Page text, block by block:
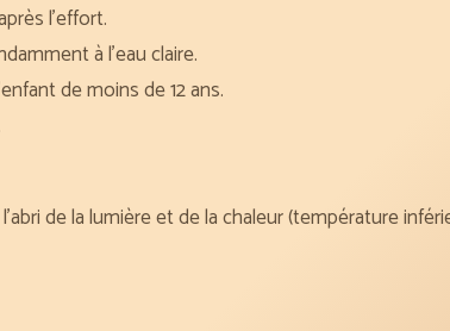
l’effort.
à l’eau claire.
de moins de 12 ans.
de la lumière et de la chaleur (température